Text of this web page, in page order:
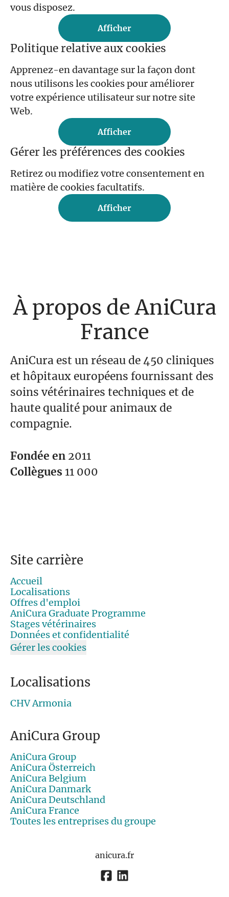
vous disposez.
Afficher
Politique relative aux cookies
Apprenez-en davantage sur la façon dont
nous utilisons les cookies pour améliorer
votre expérience utilisateur sur notre site
Web.
Afficher
Gérer les préférences des cookies
Retirez ou modifiez votre consentement en
matière de cookies facultatifs.
Afficher
À propos de AniCura
France
AniCura est un réseau de 450 cliniques
et hôpitaux européens fournissant des
soins vétérinaires techniques et de
haute qualité pour animaux de
compagnie.
Fondée en 2011
Collègues 11 000
Site carrière
Accueil
Localisations
Offres d'emploi
AniCura Graduate Programme
Stages vétérinaires
Données et confidentialité
Gérer les cookies
Localisations
CHV Armonia
AniCura Group
AniCura Group
AniCura Österreich
AniCura Belgium
AniCura Danmark
AniCura Deutschland
AniCura France
Toutes les entreprises du groupe
anicura.fr